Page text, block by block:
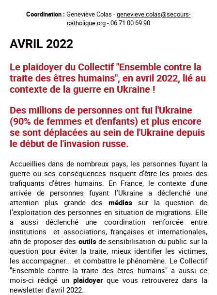
principal
Coordination : Geneviève Colas -genevieve.colas@secours-
catholique.org- 06 71 00 69 90
AVRIL 2022
Le plaidoyer du Collectif "Ensemble contre la
traite des êtres humains", en avril 2022, lié au
contexte de la guerre en Ukraine !
Des millions de personnesont fui l'Ukraine
(90% de femmes et d'enfants) et plus encore
se sont déplacées au sein de l'Ukraine depuis
le début de l'invasion russe.
Accueillies dans de nombreux pays, les personnes fuyant la
guerre ou ses conséquences risquent d'être les proies des
trafiquants d'êtres humains. En France, le contexte d'une
arrivée de personnes fuyant l'Ukraine a déclenché une
attention plus grande des médias sur la question de
l'exploitation des personnes en situation de migrations. Elle
a aussi déclenché une coordination renforcée entre
institutions et associations, françaises et internationales,
afin de proposer des outilsde sensibilisation du public sur la
question pour éviter la traite, mieux identifier les victimes,
les accompagner... et combattre le phénomène. Le Collectif
"Ensemble contre la traite des êtres humains" a aussi ce
mois-ci rédigé un plaidoyerque vous retrouverez dans la
newsletter d'avril 2022.